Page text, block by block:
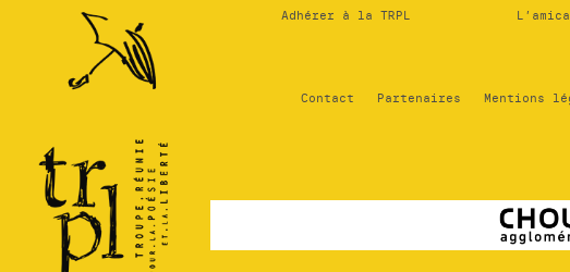
TRPL -
Théâtre
des
Pays de
la
Loire
Adhérer à la TRPL
Contact Partenaires Mentions